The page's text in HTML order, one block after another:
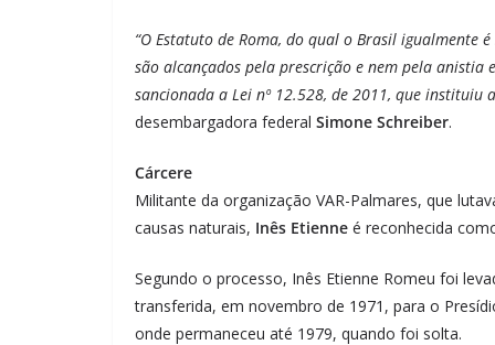
“O Estatuto de Roma, do qual o Brasil igualmente
são alcançados pela prescrição e nem pela anistia
sancionada a Lei nº 12.528, de 2011, que instituiu
desembargadora federal Simone Schreiber.
Cárcere
Militante da organização VAR-Palmares, que
causas naturais, Inês Etienne é reconhecida
Segundo o processo, Inês Etienne Romeu foi
transferida, em novembro de 1971, para o
onde permaneceu até 1979, quando foi solta.